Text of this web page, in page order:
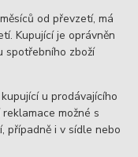
od převzetí, má
Kupující je oprávněn
spotřebního zboží
u prodávajícího
možné s
případně i v sídle nebo